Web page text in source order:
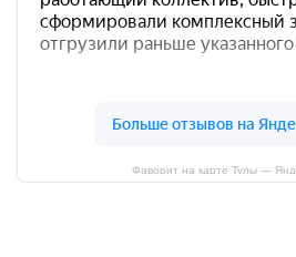
Фаворит на карте Тулы —